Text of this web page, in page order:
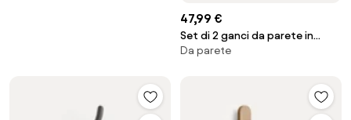
47,99 €
Set di 2 ganci da parete in
legno di frassino Cairn
Da parete